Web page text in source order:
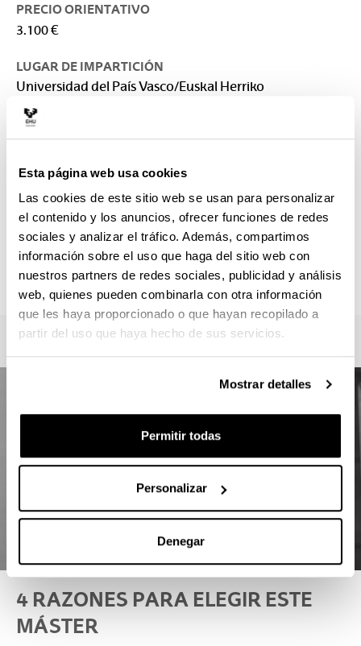
Esta página web usa cookies
Las cookies de este sitio web se usan para personalizar
el contenido y los anuncios, ofrecer funciones de redes
sociales y analizar el tráfico. Además, compartimos
información sobre el uso que haga del sitio web con
nuestros partners de redes sociales, publicidad y análisis
web, quienes pueden combinarla con otra información
que les haya proporcionado o que hayan recopilado a
partir del uso que haya hecho de sus servicios.
Mostrar detalles
Permitir todas
Personalizar
Denegar
PRECIO ORIENTATIVO
3.100 €
LUGAR DE IMPARTICIÓN
Universidad del País Vasco/Euskal Herriko
CONTACTO
ROJI CHANDRO, EDUARDO
eduardo.roji@ehu.eus
Secretaría :
SECRETARÍA EIB - BILBAO
postgrados.eib@ehu.eus
946013917
4 RAZONES PARA ELEGIR ESTE
MÁSTER